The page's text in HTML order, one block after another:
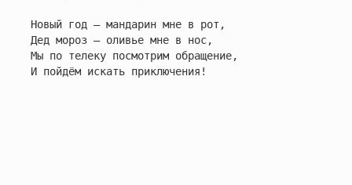
Новый год — мандарин мне в рот,
Дед мороз — оливье мне в нос,
Мы по телеку посмотрим обращение,
И пойдём искать приключения!